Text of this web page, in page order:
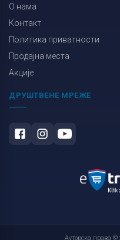
О нама
Контакт
Политика приватности
Продајна места
Акције
ДРУШТВЕНЕ МРЕЖЕ
Ауторска права